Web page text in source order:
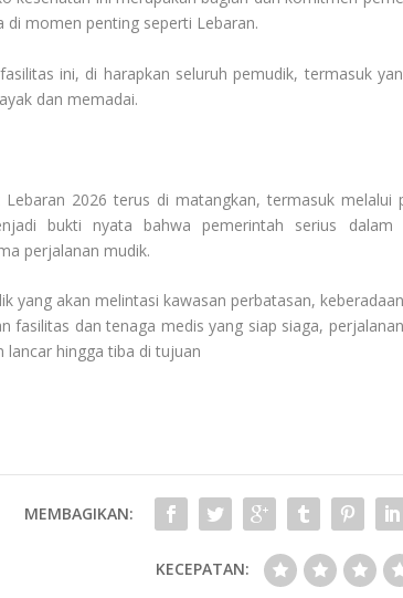
di momen penting seperti Lebaran.
ini, di harapkan seluruh pemudik, termasuk
dan memadai.
Lebaran 2026 terus di matangkan, termasuk melalui
bukti nyata bahwa pemerintah serius dalam
perjalanan mudik.
yang akan melintasi kawasan perbatasan,
fasilitas dan tenaga medis yang siap siaga,
lancar hingga tiba di tujuan
MEMBAGIKAN:
KECEPATAN: